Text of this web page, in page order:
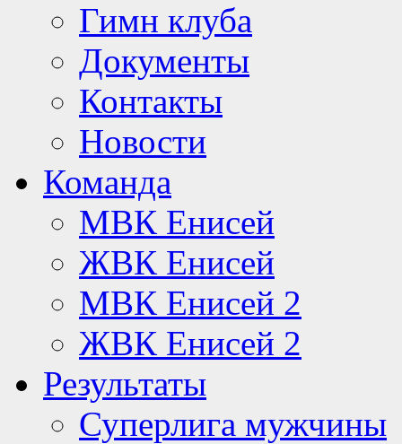
Гимн клуба
Документы
Контакты
Новости
Команда
МВК Енисей
ЖВК Енисей
МВК Енисей 2
ЖВК Енисей 2
Результаты
Суперлига мужчины